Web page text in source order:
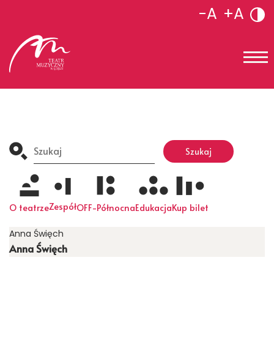
-A +A
for:
Szukaj
O teatrzeZespółOFF-PółnocnaEdukacjaKup bilet
Anna Święch
Anna Święch